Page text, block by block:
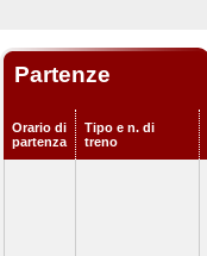
Partenze
Orario di
partenza
Tipo e n. di
treno